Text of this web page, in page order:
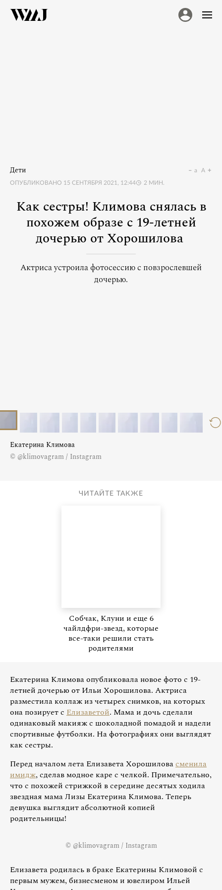
Дети
ОПУБЛИКОВАНО 15 СЕНТЯБРЯ 2021, 12:44 2 МИН.
a A
Как сестры! Климова снялась в
похожем образе с 19-летней
дочерью от Хорошилова
Актриса устроила фотосессию с повзрослевшей
дочерью.
Екатерина Климова
© @klimovagram / Instagram
ЧИТАЙТЕ ТАКЖЕ
Собчак, Клуни и еще 6
чайлдфри-звезд, которые
все-таки решили стать
родителями
Екатерина Климова опубликовала новое фото с 19-
летней дочерью от Ильи Хорошилова. Актриса
разместила коллаж из четырех снимков, на которых
она позирует с Елизаветой. Мама и дочь сделали
одинаковый макияж с шоколадной помадой и надели
спортивные футболки. На фотографиях они выглядят
как сестры.
Перед началом лета Елизавета Хорошиловасменила
имидж, сделав модное каре с челкой. Примечательно,
что с похожей стрижкой в середине десятых ходила
звездная мама Лизы Екатерина Климова. Теперь
девушка выглядит абсолютной копией
родительницы!
© @klimovagram / Instagram
Елизавета родилась в браке Екатерины Климовой с
первым мужем, бизнесменом и ювелиром Ильей